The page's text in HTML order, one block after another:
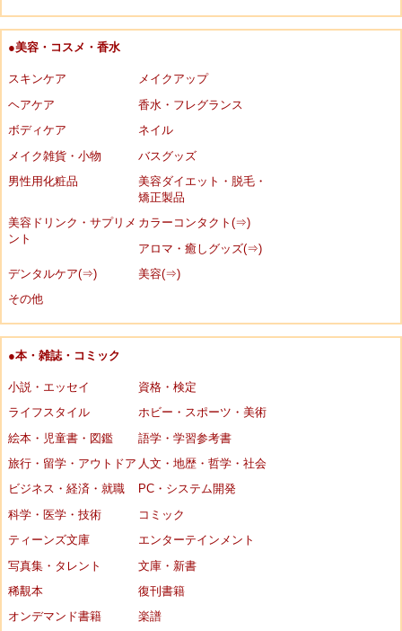
●美容・コスメ・香水
スキンケア
メイクアップ
ヘアケア
香水・フレグランス
ボディケア
ネイル
メイク雑貨・小物
バスグッズ
男性用化粧品
美容ダイエット・脱毛・
矯正製品
美容ドリンク・サプリメ
ント
カラーコンタクト(⇒)
アロマ・癒しグッズ(⇒)
デンタルケア(⇒)
美容(⇒)
その他
●本・雑誌・コミック
小説・エッセイ
資格・検定
ライフスタイル
ホビー・スポーツ・美術
絵本・児童書・図鑑
語学・学習参考書
旅行・留学・アウトドア 人文・地歴・哲学・社会
ビジネス・経済・就職
PC・システム開発
科学・医学・技術
コミック
ティーンズ文庫
エンターテインメント
写真集・タレント
文庫・新書
稀覯本
復刊書籍
オンデマンド書籍
楽譜